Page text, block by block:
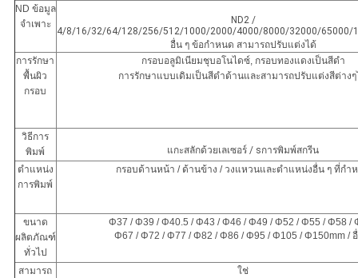
ND ข้อมูล
จำเพาะ
ND2 /
4/8/16/32/64/128/256/512/1000/2000/4000/8000/32000/65000/
อื่น ๆ ข้อกำหนด สามารถปรับแต่งได้
การรักษา
พื้นผิว
กรอบ
กรอบอลูมิเนียมชุบอโนไดซ์, กรอบทองแดงเป็นสีดำ
การรักษาแบบเดิมเป็นสีดำด้านและสามารถปรับแต่งสีต่าง
วิธีการ
พิมพ์
แกะสลักด้วยเลเซอร์/ sการพิมพ์สกรีน
ตำแหน่ง
การพิมพ์
กรอบด้านหน้า / ด้านข้าง / วงแหวนและตำแหน่งอื่น ๆ ที่กำ
ขนาด
ผลิตภัณฑ์
ทั่วไป
Φ37 / Φ39 / Φ40.5 / Φ43 / Φ46 / Φ49 / Φ52 / Φ55 / Φ58 /
Φ67 / Φ72 / Φ77 / Φ82 / Φ86 / Φ95 / Φ105 / Φ150mm /
สามารถ
ใช่